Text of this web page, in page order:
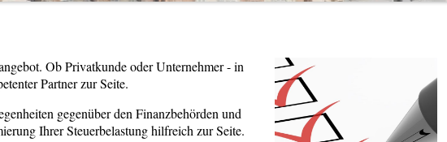
Ob Privatkunde oder Unternehmer - in
Partner zur Seite.
gegenüber den Finanzbehörden und
Ihrer Steuerbelastung hilfreich zur Seite.